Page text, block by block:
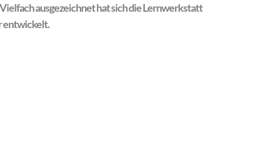
ausgezeichnet hat sich die Lernwerkstatt
entwickelt.